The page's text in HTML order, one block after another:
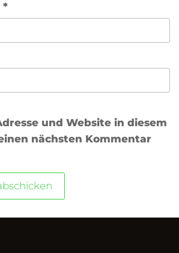
*
und Website in diesem
nächsten Kommentar